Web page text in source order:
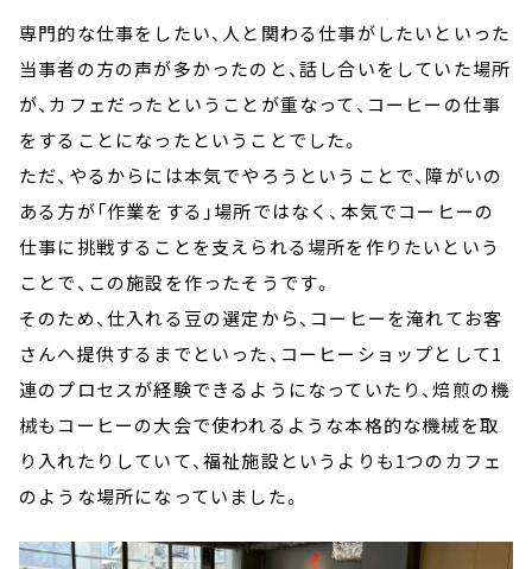
専門的な仕事をしたい、人と関わる仕事がしたいといった
当事者の方の声が多かったのと、話し合いをしていた場所
が、カフェだったということが重なって、コーヒーの仕事
をすることになったということでした。
ただ、やるからには本気でやろうということで、障がいの
ある方が「作業をする」場所ではなく、本気でコーヒーの
仕事に挑戦することを支えられる場所を作りたいという
ことで、この施設を作ったそうです。
そのため、仕入れる豆の選定から、コーヒーを淹れてお客
さんへ提供するまでといった、コーヒーショップとして1
連のプロセスが経験できるようになっていたり、焙煎の機
械もコーヒーの大会で使われるような本格的な機械を取
り入れたりしていて、福祉施設というよりも1つのカフェ
のような場所になっていました。